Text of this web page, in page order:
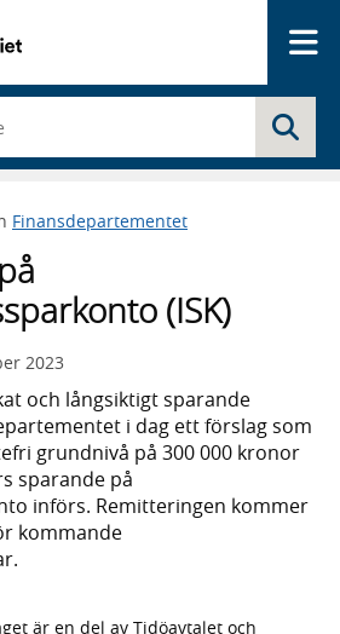
Finansdepartementet
(ISK)
2023
och långsiktigt sparande
i dag ett förslag som
grundnivå på 300 000 kronor
sparande på
införs. Remitteringen kommer
kommande
är en del av Tidöavtalet och